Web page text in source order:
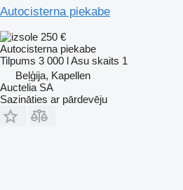
Autocisterna piekabe
250 €
Autocisterna piekabe
Tilpums 3 000 lAsu skaits 1
Beļģija, Kapellen
Auctelia SA
Sazināties ar pārdevēju